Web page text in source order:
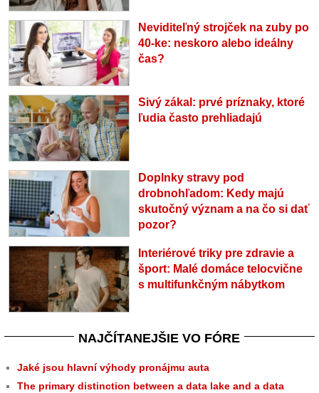
Neviditeľný strojček na zuby po
40-ke: neskoro alebo ideálny
čas?
Sivý zákal: prvé príznaky, ktoré
ľudia často prehliadajú
Doplnky stravy pod
drobnohľadom: Kedy majú
skutočný význam a na čo si dať
pozor?
Interiérové triky pre zdravie a
šport: Malé domáce telocvične
s multifunkčným nábytkom
NAJČÍTANEJŠIE VO FÓRE
Jaké jsou hlavní výhody pronájmu auta
The primary distinction between a data lake and a data